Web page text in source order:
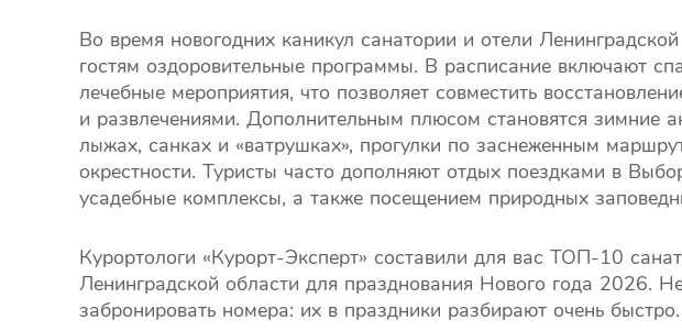
Во время новогодних каникул санатории и отели
гостям оздоровительные программы. В расписание включают
лечебные мероприятия, что позволяет совместить
и развлечениями. Дополнительным плюсом становятся зимние
лыжах, санках и «ватрушках», прогулки по заснеженным
окрестности. Туристы часто дополняют отдых поездками в
усадебные комплексы, а также посещением природных
Курортологи «Курорт-Эксперт» составили для вас ТОП-10
Ленинградской области для празднования Нового года 2026.
забронировать номера: их в праздники разбирают очень быстро.